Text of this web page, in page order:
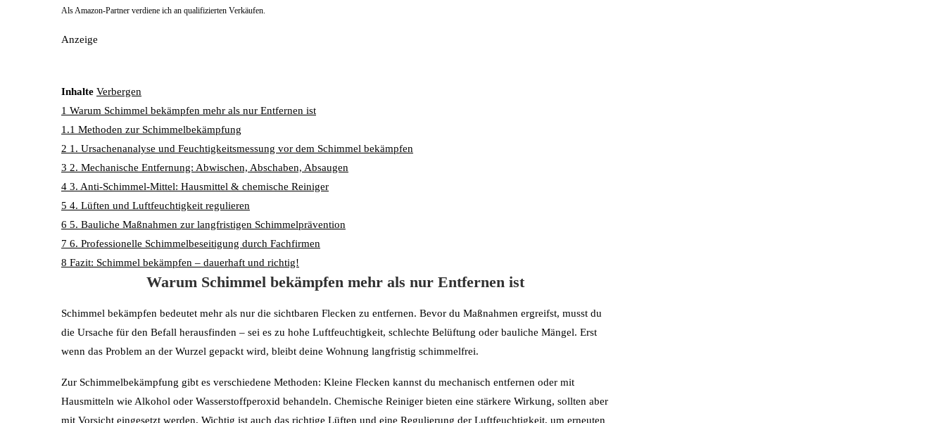
Als Amazon-Partner verdiene ich an qualifizierten Verkäufen.
Anzeige
Inhalte Verbergen
1 Warum Schimmel bekämpfen mehr als nur Entfernen ist
1.1 Methoden zur Schimmelbekämpfung
2 1. Ursachenanalyse und Feuchtigkeitsmessung vor dem Schimmel bekämpfen
3 2. Mechanische Entfernung: Abwischen, Abschaben, Absaugen
4 3. Anti-Schimmel-Mittel: Hausmittel & chemische Reiniger
5 4. Lüften und Luftfeuchtigkeit regulieren
6 5. Bauliche Maßnahmen zur langfristigen Schimmelprävention
7 6. Professionelle Schimmelbeseitigung durch Fachfirmen
8 Fazit: Schimmel bekämpfen – dauerhaft und richtig!
Warum Schimmel bekämpfen mehr als nur Entfernen ist
Schimmel bekämpfen bedeutet mehr als nur die sichtbaren Flecken zu entfernen. Bevor du Maßnahmen ergreifst, musst du
die Ursache für den Befall herausfinden – sei es zu hohe Luftfeuchtigkeit, schlechte Belüftung oder bauliche Mängel. Erst
wenn das Problem an der Wurzel gepackt wird, bleibt deine Wohnung langfristig schimmelfrei.
Zur Schimmelbekämpfung gibt es verschiedene Methoden: Kleine Flecken kannst du mechanisch entfernen oder mit
Hausmitteln wie Alkohol oder Wasserstoffperoxid behandeln. Chemische Reiniger bieten eine stärkere Wirkung, sollten aber
mit Vorsicht eingesetzt werden. Wichtig ist auch das richtige Lüften und eine Regulierung der Luftfeuchtigkeit, um erneuten